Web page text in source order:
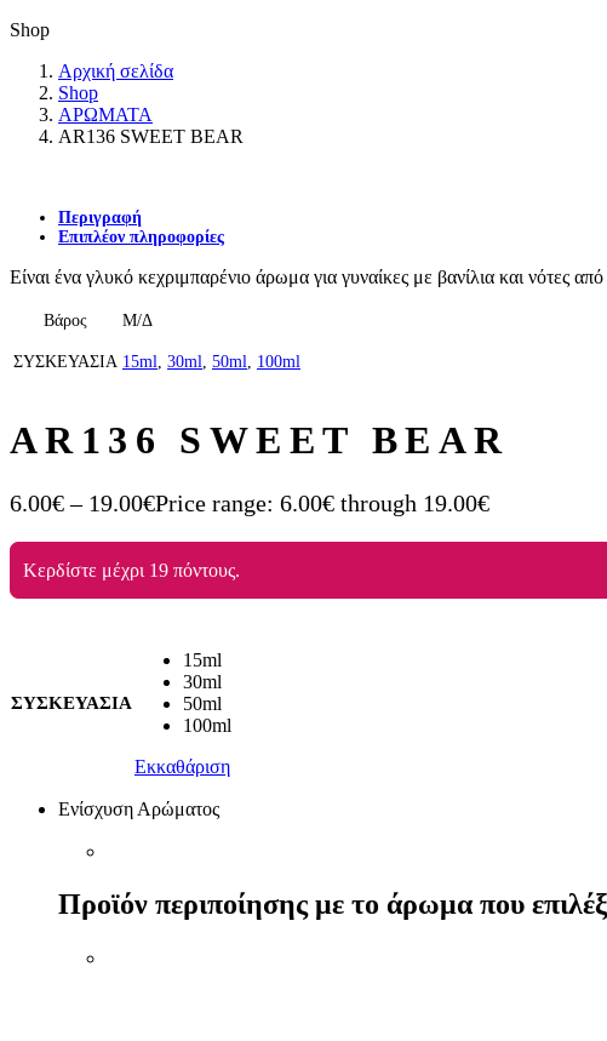
Shop
Αρχική σελίδα
Shop
ΑΡΩΜΑΤΑ
AR136 SWEET BEAR
Περιγραφή
Επιπλέον πληροφορίες
Είναι ένα γλυκό κεχριμπαρένιο άρωμα για γυναίκες με βανίλια και νότες
Βάρος Μ/Δ
ΣΥΣΚΕΥΑΣΙΑ 15ml, 30ml, 50ml, 100ml
AR136 SWEET BEAR
6.00€ – 19.00€Price range: 6.00€ through 19.00€
Κερδίστε μέχρι 19 πόντους.
ΣΥΣΚΕΥΑΣΙΑ
15ml
30ml
50ml
100ml
Εκκαθάριση
Ενίσχυση Αρώματος
Προϊόν περιποίησης με το άρωμα που